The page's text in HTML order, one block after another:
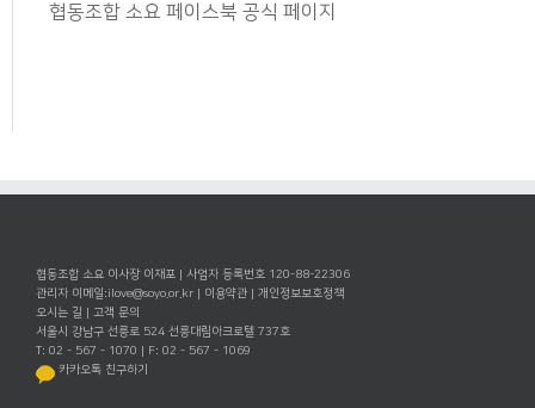
협동조합 소요 페이스북 공식 페이지
협동조합 소요 이사장 이재포 | 사업자 등록번호 120-88-22306
관리자 이메일:ilove@soyo.or.kr | 이용약관 | 개인정보보호정책
오시는 길 | 고객 문의
서울시 강남구 선릉로 524 선릉대림아크로텔 737호
T: 02 - 567 - 1070 | F: 02 - 567 - 1069
카카오톡 친구하기